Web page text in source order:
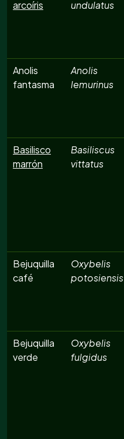
arcoíris undulatus
Anolis
fantasma
Anolis
lemurinus
Basilisco
marrón
Basiliscus
vittatus
Bejuquilla
café
Oxybelis
potosiensis
Bejuquilla
verde
Oxybelis
fulgidus